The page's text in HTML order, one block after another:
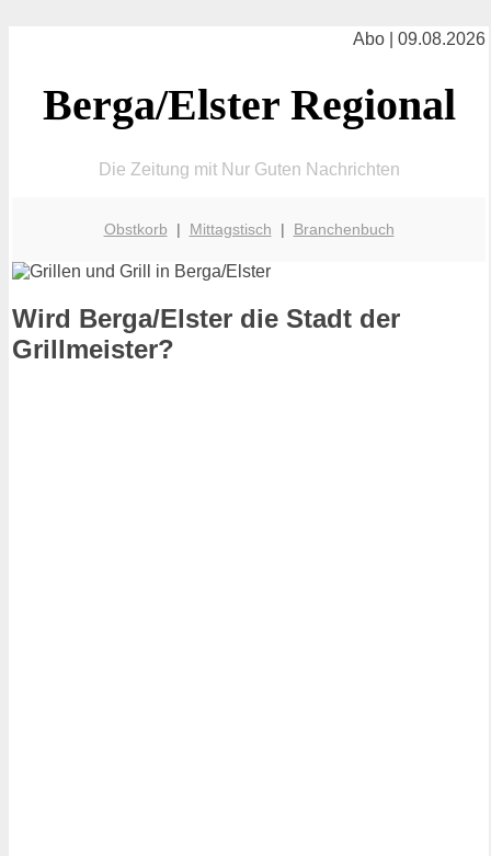
Abo | 09.08.2026
Berga/Elster Regional
Die Zeitung mit Nur Guten Nachrichten
Obstkorb | Mittagstisch | Branchenbuch
Wird Berga/Elster die Stadt der
Grillmeister?